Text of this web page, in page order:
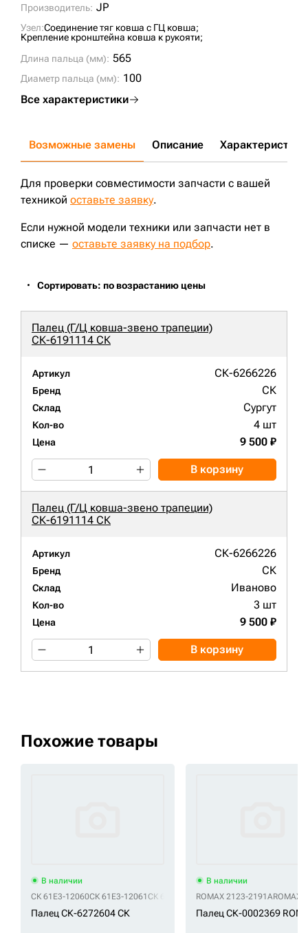
Производитель: JP
Узел:Соединение тяг ковша с ГЦ ковша;
Крепление кронштейна ковша к рукояти;
Длина пальца (мм): 565
Диаметр пальца (мм): 100
Все характеристики
Возможные замены Описание Характеристики
Для проверки совместимости запчасти с вашей
техникой оставьте заявку.
Если нужной модели техники или запчасти нет в
списке — оставьте заявку на подбор.
Сортировать: по возрастанию цены
Палец (Г/Ц ковша-звено трапеции)
СК-6191114 СК
Артикул СК-6266226
Бренд СК
Склад Сургут
Кол-во 4 шт
Цена 9 500 ₽
В корзину
Палец (Г/Ц ковша-звено трапеции)
СК-6191114 СК
Артикул СК-6266226
Бренд СК
Склад Иваново
Кол-во 3 шт
Цена 9 500 ₽
В корзину
Похожие товары
В наличии
СК 61E3-12060СК 61E3-12061 СК 61Q4-12060
Палец СК-6272604 СК
В наличии
ROMAX 2123-2191AROMAX
Палец СК-0002369